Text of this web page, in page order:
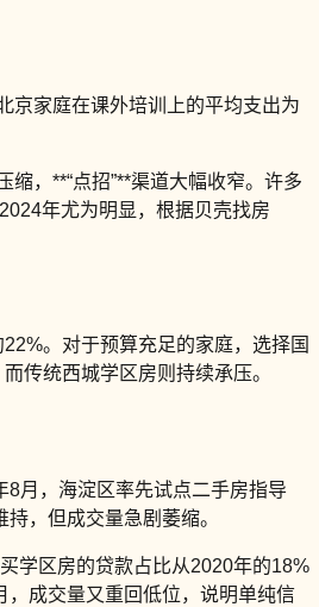
京家庭在课外培训上的平均支出为
缩，**“点招”**渠道大幅收窄。许多
年尤为明显，根据贝壳找房
。对于预算充足的家庭，选择国
传统西城学区房则持续承压。
8月，海淀区率先试点二手房指导
，但成交量急剧萎缩。
学区房的贷款占比从2020年的18%
，成交量又重回低位，说明单纯信